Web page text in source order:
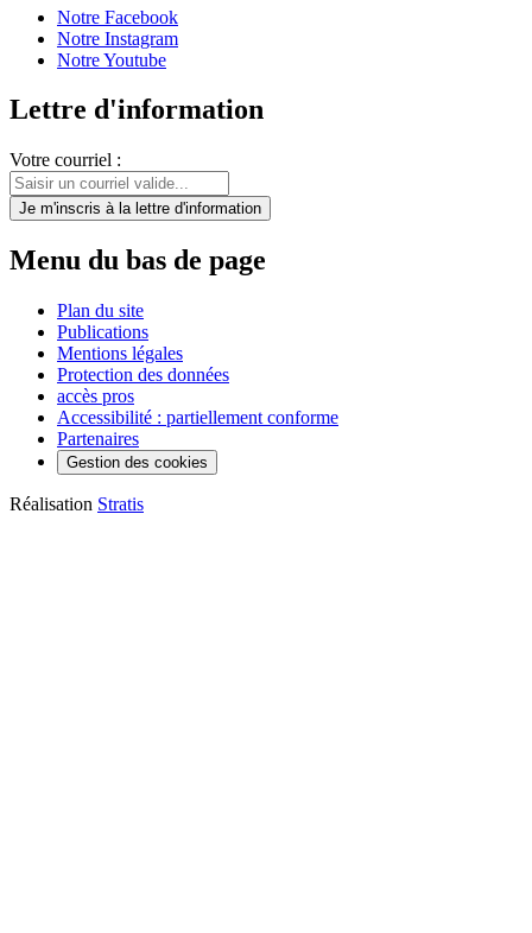
Notre Facebook
Notre Instagram
Notre Youtube
Lettre d'information
Votre courriel :
Je m'inscris à la lettre d'information
Menu du bas de page
Plan du site
Publications
Mentions légales
Protection des données
accès pros
Accessibilité : partiellement conforme
Partenaires
Gestion des cookies
Réalisation Stratis